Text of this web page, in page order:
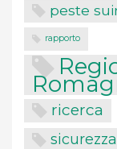
peste
rapporto
ricerca